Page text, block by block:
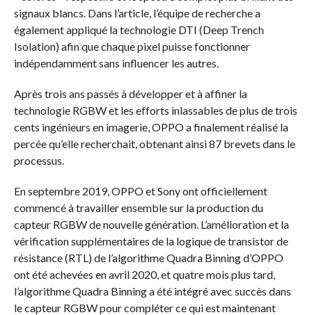
signaux blancs. Dans l’article, l’équipe de recherche a
également appliqué la technologie DTI (Deep Trench
Isolation) afin que chaque pixel puisse fonctionner
indépendamment sans influencer les autres.
Après trois ans passés à développer et à affiner la
technologie RGBW et les efforts inlassables de plus de trois
cents ingénieurs en imagerie, OPPO a finalement réalisé la
percée qu’elle recherchait, obtenant ainsi 87 brevets dans le
processus.
En septembre 2019, OPPO et Sony ont officiellement
commencé à travailler ensemble sur la production du
capteur RGBW de nouvelle génération. L’amélioration et la
vérification supplémentaires de la logique de transistor de
résistance (RTL) de l’algorithme Quadra Binning d’OPPO
ont été achevées en avril 2020, et quatre mois plus tard,
l’algorithme Quadra Binning a été intégré avec succès dans
le capteur RGBW pour compléter ce qui est maintenant